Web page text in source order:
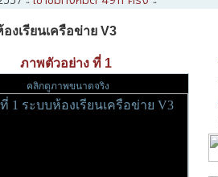
งเรียนเครือข่าย V3
ภาพตัวอย่าง ที่ 1
คลิกดูภาพขนาดจริง